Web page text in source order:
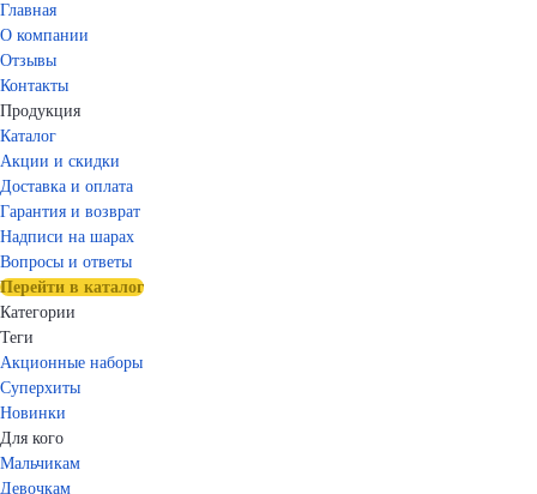
Главная
О компании
Отзывы
Контакты
Продукция
Каталог
Акции и скидки
Доставка и оплата
Гарантия и возврат
Надписи на шарах
Вопросы и ответы
Перейти в каталог
Категории
Теги
Акционные наборы
Суперхиты
Новинки
Для кого
Мальчикам
Девочкам